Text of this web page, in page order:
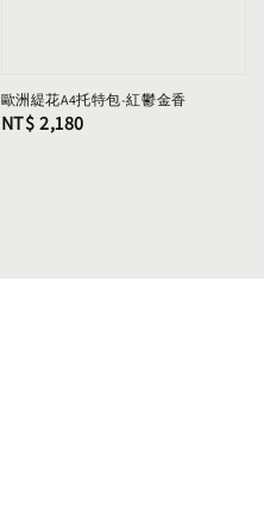
歐洲緹花A4托特包-紅鬱金香
Regular
NT$ 2,180